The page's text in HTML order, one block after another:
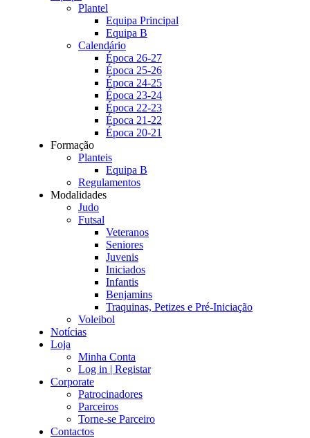
Plantel
Equipa Principal
Equipa B
Calendário
Época 26-27
Época 25-26
Época 24-25
Época 23-24
Época 22-23
Época 21-22
Época 20-21
Formação
Planteis
Equipa B
Regulamentos
Modalidades
Judo
Futsal
Veteranos
Seniores
Juvenis
Iniciados
Infantis
Benjamins
Traquinas, Petizes e Pré-Iniciação
Voleibol
Notícias
Loja
Minha Conta
Log in | Registar
Corporate
Patrocinadores
Parceiros
Torne-se Parceiro
Contactos